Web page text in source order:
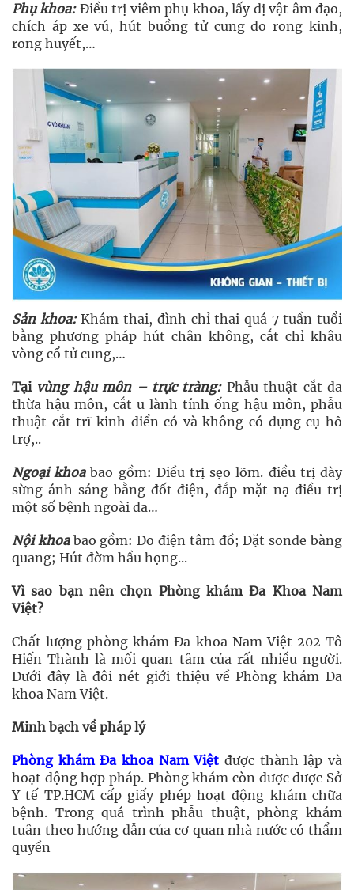
Phụ khoa: Điều trị viêm phụ khoa, lấy dị vật âm đạo,
chích áp xe vú, hút buồng tử cung do rong kinh,
rong huyết,…
Sản khoa:Khám thai, đình chỉ thai quá 7 tuần tuổi
bằng phương pháp hút chân không, cắt chỉ khâu
vòng cổ tử cung,…
Tại vùng hậu môn – trực tràng:Phẫu thuật cắt da
thừa hậu môn, cắt u lành tính ống hậu môn, phẫu
thuật cắt trĩ kinh điển có và không có dụng cụ hỗ
trợ,..
Ngoại khoabao gồm: Điều trị sẹo lõm. điều trị dày
sừng ánh sáng bằng đốt điện, đắp mặt nạ điều trị
một số bệnh ngoài da…
Nội khoabao gồm: Đo điện tâm đồ; Đặt sonde bàng
quang; Hút đờm hầu họng...
Vì sao bạn nên chọn Phòng khám Đa Khoa Nam
Việt?
Chất lượng phòng khám Đa khoa Nam Việt 202 Tô
Hiến Thành là mối quan tâm của rất nhiều người.
Dưới đây là đôi nét giới thiệu về Phòng khám Đa
khoa Nam Việt.
Minh bạch về pháp lý
Phòng khám Đa khoa Nam Việt được thành lập và
hoạt động hợp pháp. Phòng khám còn được được Sở
Y tế TP.HCM cấp giấy phép hoạt động khám chữa
bệnh. Trong quá trình phẫu thuật, phòng khám
tuân theo hướng dẫn của cơ quan nhà nước có thẩm
quyền